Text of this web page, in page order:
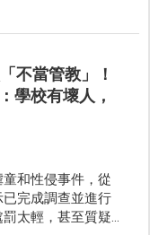
不當管教」！
學校有壞人，
和性侵事件，從
完成調查並進行
太輕，甚至質疑